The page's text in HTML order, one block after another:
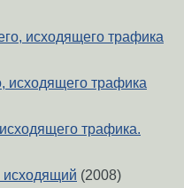
исходящего трафика
исходящего трафика
трафика.
(2008)